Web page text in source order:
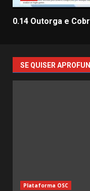
0.14 Outorga e
SE QUISER
Plataforma OSC